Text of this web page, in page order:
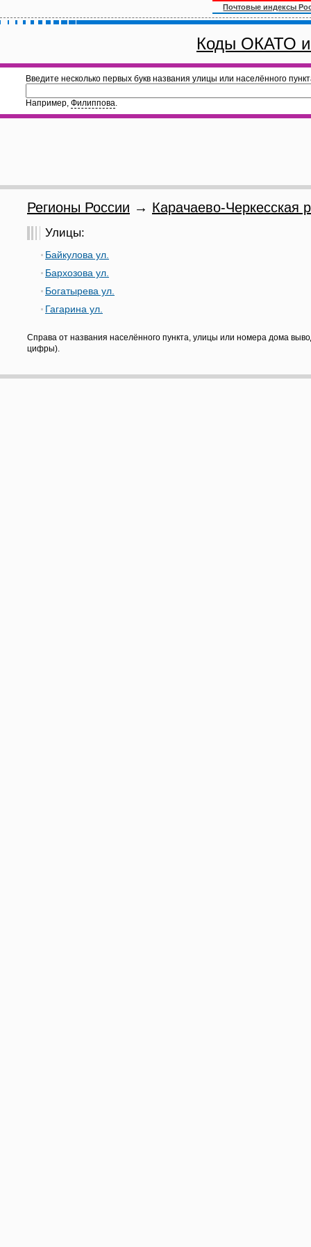
Почтовые индексы
Коды ОКАТО
Введите несколько первых букв названия улицы или населённого
Например, Филиппова.
Регионы России → Карачаево-Черкесская
Улицы:
Байкулова ул.
Бархозова ул.
Богатырева ул.
Гагарина ул.
Справа от названия населённого пункта, улицы или номера дома
цифры).